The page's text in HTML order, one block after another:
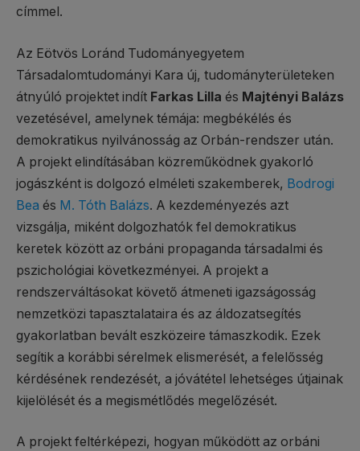
címmel.
Az Eötvös Loránd Tudományegyetem
Társadalomtudományi Kara új, tudományterületeken
átnyúló projektet indít Farkas Lilla és Majtényi Balázs
vezetésével, amelynek témája: megbékélés és
demokratikus nyilvánosság az Orbán-rendszer után.
A projekt elindításában közreműködnek gyakorló
jogászként is dolgozó elméleti szakemberek, Bodrogi
Bea és M. Tóth Balázs. A kezdeményezés azt
vizsgálja, miként dolgozhatók fel demokratikus
keretek között az orbáni propaganda társadalmi és
pszichológiai következményei. A projekt a
rendszerváltásokat követő átmeneti igazságosság
nemzetközi tapasztalataira és az áldozatsegítés
gyakorlatban bevált eszközeire támaszkodik. Ezek
segítik a korábbi sérelmek elismerését, a felelősség
kérdésének rendezését, a jóvátétel lehetséges útjainak
kijelölését és a megismétlődés megelőzését.
A projekt feltérképezi, hogyan működött az orbáni